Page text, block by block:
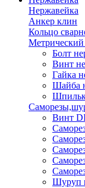
Нержавейка
Анкер клин
Кольцо
Болт
Винт
Гайка
Шайба
Винт
Шуруп